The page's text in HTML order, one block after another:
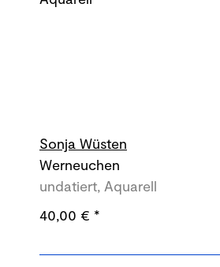
Sonja Wüsten
Werneuchen
undatiert, Aquarell
40,00 € *